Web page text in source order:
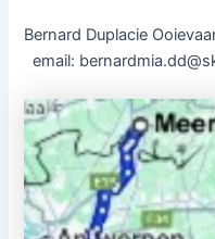
Bernard Duplacie
email: